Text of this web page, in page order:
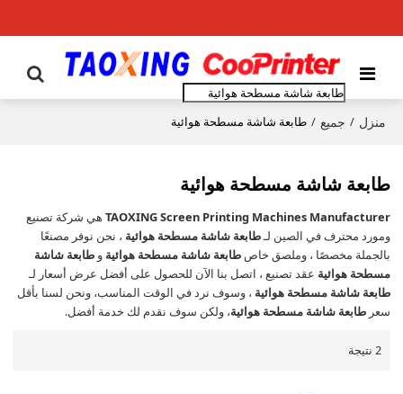
منزل / جميع / طابعة شاشة مسطحة هوائية
طابعة شاشة مسطحة هوائية
TAOXING Screen Printing Machines Manufacturer هي شركة تصنيع
ومورد محترف في الصين لـطابعة شاشة مسطحة هوائية ، نحن نوفر مصنعًا
بالجملة مخصصًا ، وملصق خاصطابعة شاشة مسطحة هوائية وطابعة شاشة
مسطحة هوائية عقد تصنيع ، اتصل بنا الآن للحصول على أفضل عرض أسعار لـ
طابعة شاشة مسطحة هوائية ، وسوف نرد في الوقت المناسب، ونحن لسنا بأقل
سعرطابعة شاشة مسطحة هوائية، ولكن سوف نقدم لك خدمة أفضل.
2 نتيجة